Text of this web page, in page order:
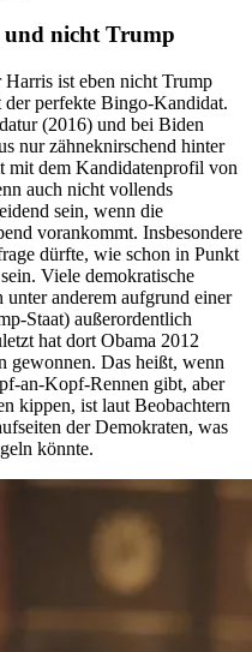
und nicht Trump
Harris ist eben nicht Trump
der perfekte Bingo-Kandidat.
(2016) und bei Biden
nur zähneknirschend hinter
mit dem Kandidatenprofil von
auch nicht vollends
sein, wenn die
vorankommt. Insbesondere
dürfte, wie schon in Punkt
Viele demokratische
unter anderem aufgrund einer
Staat) außerordentlich
hat dort Obama 2012
gewonnen. Das heißt, wenn
an-Kopf-Rennen gibt, aber
kippen, ist laut Beobachtern
der Demokraten, was
könnte.